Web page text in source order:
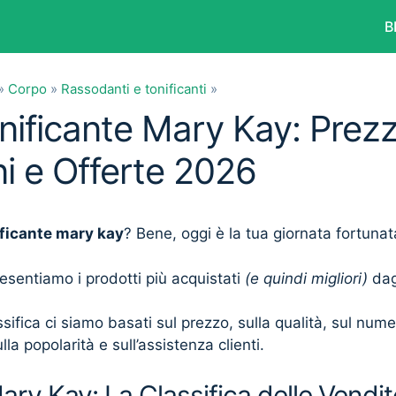
Corpo » Rassodanti e tonificanti »
Mary Kay:
e Offerte 2026
mary kay? Bene, oggi è la tua giornata
i prodotti più acquistati (e quindi migliori)
ci siamo basati sul prezzo, sulla qualità, sul
popolarità e sull’assistenza clienti.